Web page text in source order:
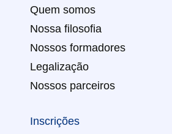
Quem somos
Nossa filosofia
Nossos formadores
Legalização
Nossos parceiros
Inscrições